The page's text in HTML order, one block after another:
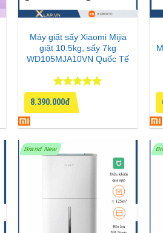
Máy giặt sấy Xiaomi Mijia
giặt 10.5kg, sấy 7kg
WD105MJA10VN Quốc Tế
Được xếp
hạng5
sao
8.390.000đ
Brand New